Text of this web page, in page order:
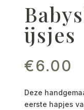
ijsjes
€6.00
Deze
eerste hapjes